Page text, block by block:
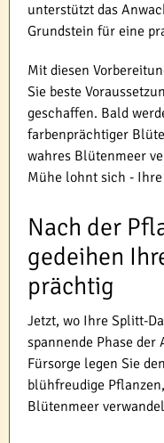
unterstützt das
Grundstein für eine
Mit diesen
Sie beste
geschaffen. Bald
farbenprächtiger
wahres Blütenmeer
Mühe lohnt sich -
Nach der
gedeihen
prächtig
Jetzt, wo Ihre Splitt-
spannende Phase
Fürsorge legen Sie
blühfreudige
Blütenmeer